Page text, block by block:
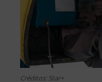
Créditos: Star+